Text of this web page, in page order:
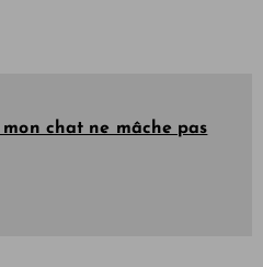
mon chat ne mâche pas